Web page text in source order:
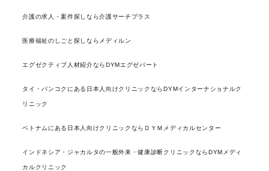
介護の求人・案件探しなら介護サーチプラス
医療福祉のしごと探しならメディルン
エグゼクティブ人材紹介ならDYMエグゼパート
タイ・バンコクにある日本人向けクリニックならDYMインターナショナルク
リニック
ベトナムにある日本人向けクリニックならＤＹＭメディカルセンター
インドネシア・ジャカルタの一般外来・健康診断クリニックならDYMメディ
カルクリニック